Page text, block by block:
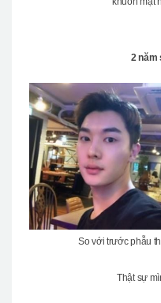
2 năm
So với trước phẫu
Thật sự